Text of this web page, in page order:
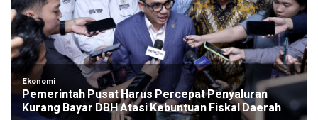
Ekonomi
Pemerintah Pusat Harus Percepat Penyaluran
Kurang Bayar DBH Atasi Kebuntuan Fiskal Daerah